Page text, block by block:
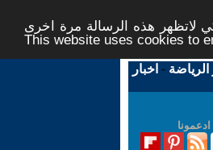
لاتظهر هذه الرسالة مرة اخرى -
This website uses cookies to
الرياضة - اخبار
ادعمونا